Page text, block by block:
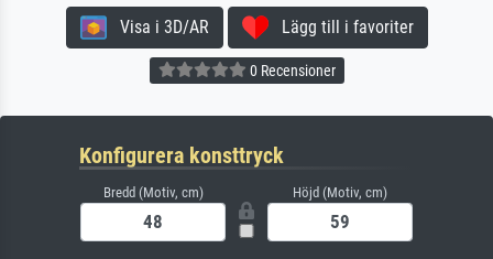
Visa i 3D/AR Lägg till i favoriter
0 Recensioner
Konfigurera konsttryck
Bredd (Motiv, cm) Höjd (Motiv, cm)